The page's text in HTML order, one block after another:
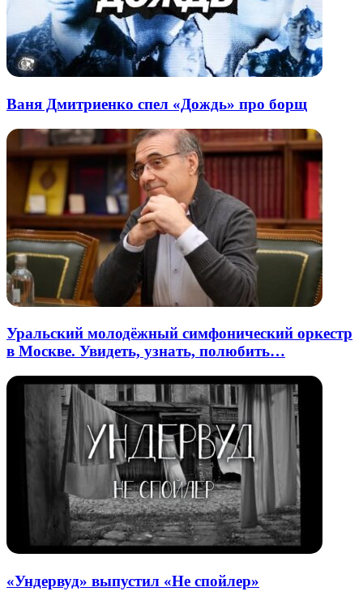
Ваня Дмитриенко спел «Дождь» про борщ
Уральский молодёжный симфонический оркестр
в Москве. Увидеть, узнать, полюбить…
«Ундервуд» выпустил «Не спойлер»